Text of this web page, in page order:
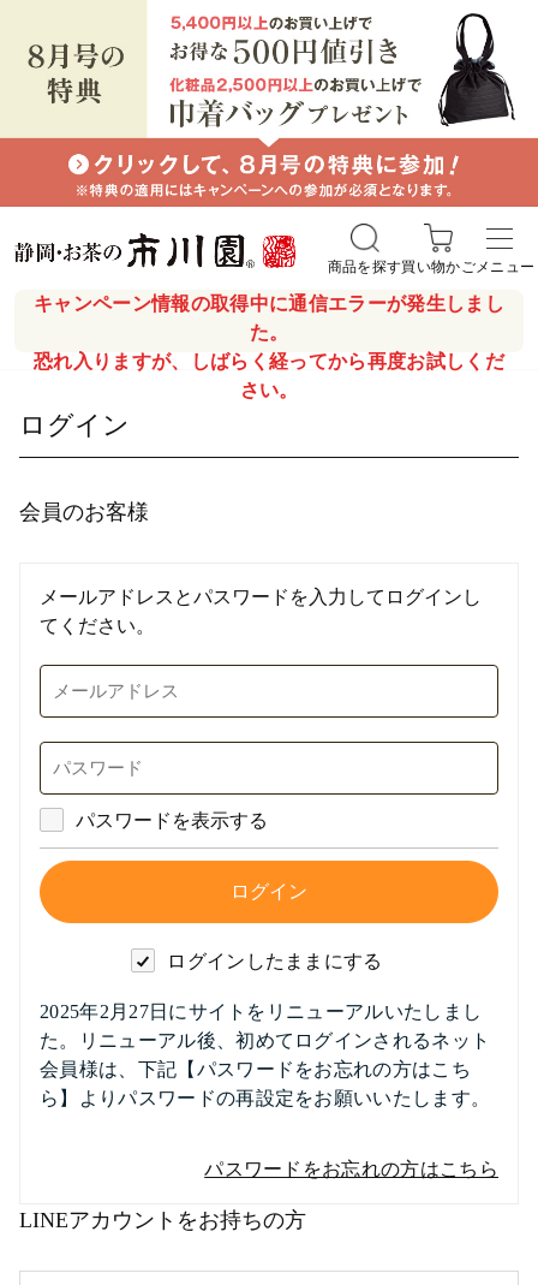
キャンペーン情報の取得中に通信エラーが発生しまし
た。
恐れ入りますが、しばらく経ってから再度お試しくだ
さい。
商品を探す買い物かごメニュー
ログイン
会員のお客様
メールアドレスとパスワードを入力してログインし
てください。
パスワードを表示する
ログインしたままにする
2025年2月27日にサイトをリニューアルいたしまし
た。リニューアル後、初めてログインされるネット
会員様は、下記【パスワードをお忘れの方はこち
ら】よりパスワードの再設定をお願いいたします。
パスワードをお忘れの方はこちら
LINEアカウントをお持ちの方